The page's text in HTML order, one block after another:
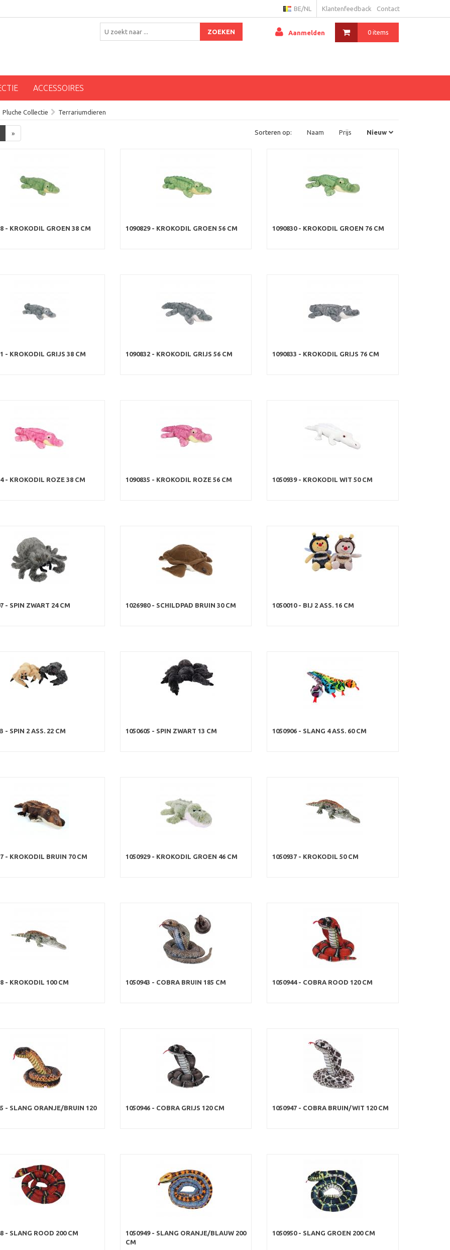
Klantenfeedback Contact
BE/NL
0 items
Aanmelden
ZOEKEN
ACCESSOIRES
Pluche Collectie Terrariumdieren
» Sorteren op: Naam Prijs Nieuw
- KROKODIL GROEN 38 CM 1090829 - KROKODIL GROEN 56 CM 1090830 - KROKODIL GROEN 76 CM
- KROKODIL GRIJS 38 CM 1090832 - KROKODIL GRIJS 56 CM 1090833 - KROKODIL GRIJS 76 CM
- KROKODIL ROZE 38 CM 1090835 - KROKODIL ROZE 56 CM 1050939 - KROKODIL WIT 50 CM
- SPIN ZWART 24 CM 1026980 - SCHILDPAD BRUIN 30 CM 1050010 - BIJ 2 ASS. 16 CM
- SPIN 2 ASS. 22 CM 1050605 - SPIN ZWART 13 CM 1050906 - SLANG 4 ASS. 60 CM
- KROKODIL BRUIN 70 CM 1050929 - KROKODIL GROEN 46 CM 1050937 - KROKODIL 50 CM
- KROKODIL 100 CM 1050943 - COBRA BRUIN 185 CM 1050944 - COBRA ROOD 120 CM
- SLANG ORANJE/BRUIN 120
1050946 - COBRA GRIJS 120 CM 1050947 - COBRA BRUIN/WIT 120 CM
- SLANG ROOD 200 CM
1050949 - SLANG ORANJE/BLAUW 200
CM
1050950 - SLANG GROEN 200 CM